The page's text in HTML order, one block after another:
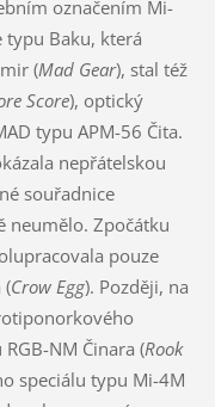
označením Mi-
typu Baku, která
(Mad Gear), stal též
Score), optický
typu APM-56 Čita.
nepřátelskou
souřadnice
neumělo. Zpočátku
pouze
(Crow Egg). Později, na
NM Činara (Rook
speciálu typu Mi-4M